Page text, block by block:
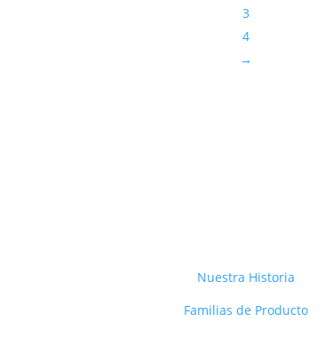
3
4
→
Nuestra Historia
Familias de Producto